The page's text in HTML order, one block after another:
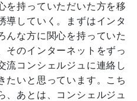
持っていただいた方を移
導していく。まずはインタ
んな方に関心を持っていた
そのインターネットをずっ
流コンシェルジュに連絡し
たいと思っています。こち
、あとは、コンシェルジュ